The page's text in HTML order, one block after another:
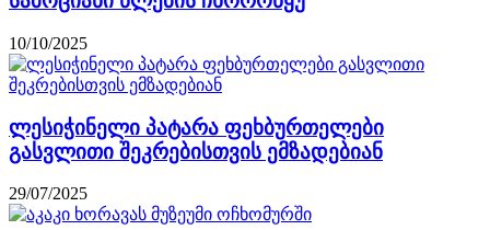
10/10/2025
ლესიჭინელი პატარა ფეხბურთელები
გასვლითი შეკრებისთვის ემზადებიან
29/07/2025